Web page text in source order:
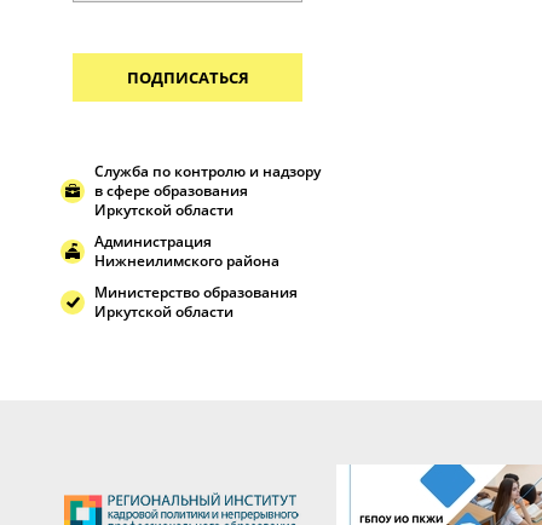
ПОДПИСАТЬСЯ
Служба по контролю и надзору
в сфере образования
Иркутской области
Администрация
Нижнеилимского района
Министерство образования
Иркутской области